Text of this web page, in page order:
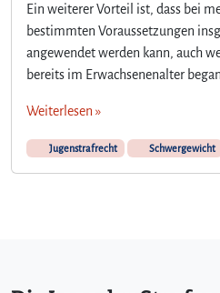
Ein weiterer Vorteil ist, dass bei
bestimmten Voraussetzungen
angewendet werden kann, auch
bereits im Erwachsenenalter
Weiterlesen »
Jugenstrafrecht Schwergewicht